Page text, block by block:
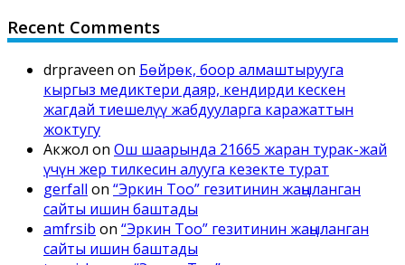
Recent Comments
drpraveen on Бөйрөк, боор алмаштырууга
кыргыз медиктери даяр, кендирди кескен
жагдай тиешелүү жабдууларга каражаттын
жоктугу
Акжол on Ош шаарында 21665 жаран турак-жай
үчүн жер тилкесин алууга кезекте турат
gerfall on “Эркин Тоо” гезитинин жаңыланган
сайты ишин баштады
amfrsib on “Эркин Тоо” гезитинин жаңыланган
сайты ишин баштады